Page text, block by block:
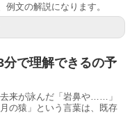
文の解説になります。
分で理解できるの予
来が詠んだ「岩鼻や……」
の猿」という言葉は、既存